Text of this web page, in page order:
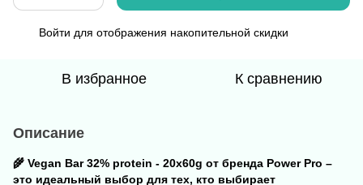
Войти для отображения накопительной скидки
В избранное К сравнению
Описание
🌾 Vegan Bar 32% protein - 20x60g от бренда Power Pro –
это идеальный выбор для тех, кто выбирает